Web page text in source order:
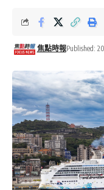
焦點時報Published: